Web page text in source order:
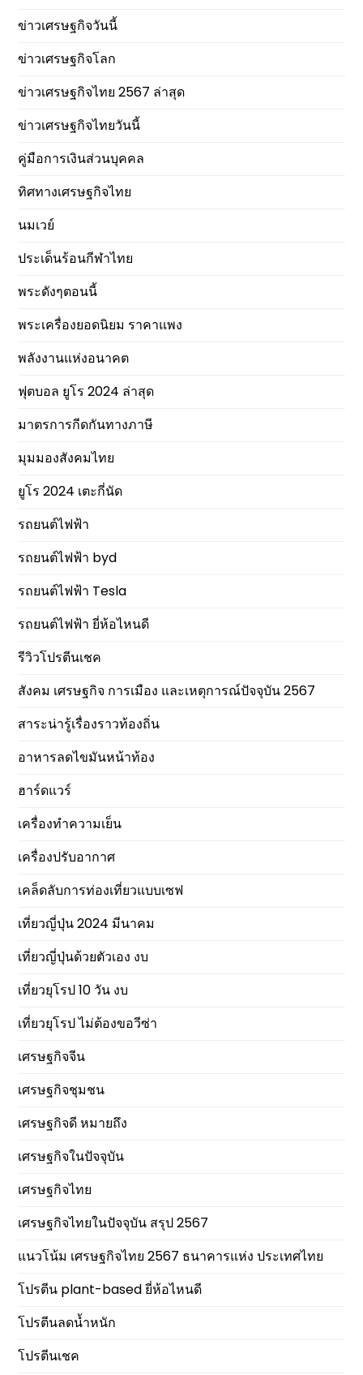
ข่าวเศรษฐกิจวันนี้
ข่าวเศรษฐกิจโลก
ข่าวเศรษฐกิจไทย 2567 ล่าสุด
ข่าวเศรษฐกิจไทยวันนี้
คู่มือการเงินส่วนบุคคล
ทิศทางเศรษฐกิจไทย
นมเวย์
ประเด็นร้อนกีฬาไทย
พระดังๆตอนนี้
พระเครื่องยอดนิยม ราคาแพง
พลังงานแห่งอนาคต
ฟุตบอล ยูโร 2024 ล่าสุด
มาตรการกีดกันทางภาษี
มุมมองสังคมไทย
ยูโร 2024 เตะกี่นัด
รถยนต์ไฟฟ้า
รถยนต์ไฟฟ้า byd
รถยนต์ไฟฟ้า Tesla
รถยนต์ไฟฟ้า ยี่ห้อไหนดี
รีวิวโปรตีนเชค
สังคม เศรษฐกิจ การเมือง และเหตุการณ์ปัจจุบัน 2567
สาระน่ารู้เรื่องราวท้องถิ่น
อาหารลดไขมันหน้าท้อง
ฮาร์ดแวร์
เครื่องทำความเย็น
เครื่องปรับอากาศ
เคล็ดลับการท่องเที่ยวแบบเซฟ
เที่ยวญี่ปุ่น 2024 มีนาคม
เที่ยวญี่ปุ่นด้วยตัวเอง งบ
เที่ยวยุโรป 10 วัน งบ
เที่ยวยุโรป ไม่ต้องขอวีซ่า
เศรษฐกิจจีน
เศรษฐกิจชุมชน
เศรษฐกิจดี หมายถึง
เศรษฐกิจในปัจจุบัน
เศรษฐกิจไทย
เศรษฐกิจไทยในปัจจุบัน สรุป 2567
แนวโน้ม เศรษฐกิจไทย 2567 ธนาคารแห่ง ประเทศไทย
โปรตีน plant-based ยี่ห้อไหนดี
โปรตีนลดน้ำหนัก
โปรตีนเชค